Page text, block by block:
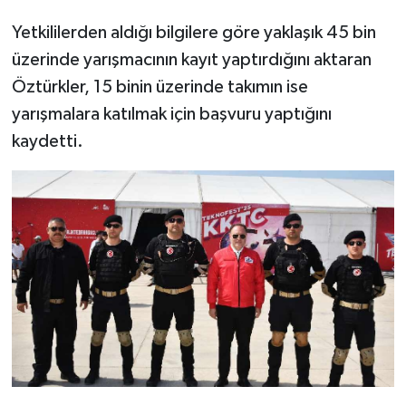
Yetkililerden aldığı bilgilere göre yaklaşık 45 bin
üzerinde yarışmacının kayıt yaptırdığını aktaran
Öztürkler, 15 binin üzerinde takımın ise
yarışmalara katılmak için başvuru yaptığını
kaydetti.